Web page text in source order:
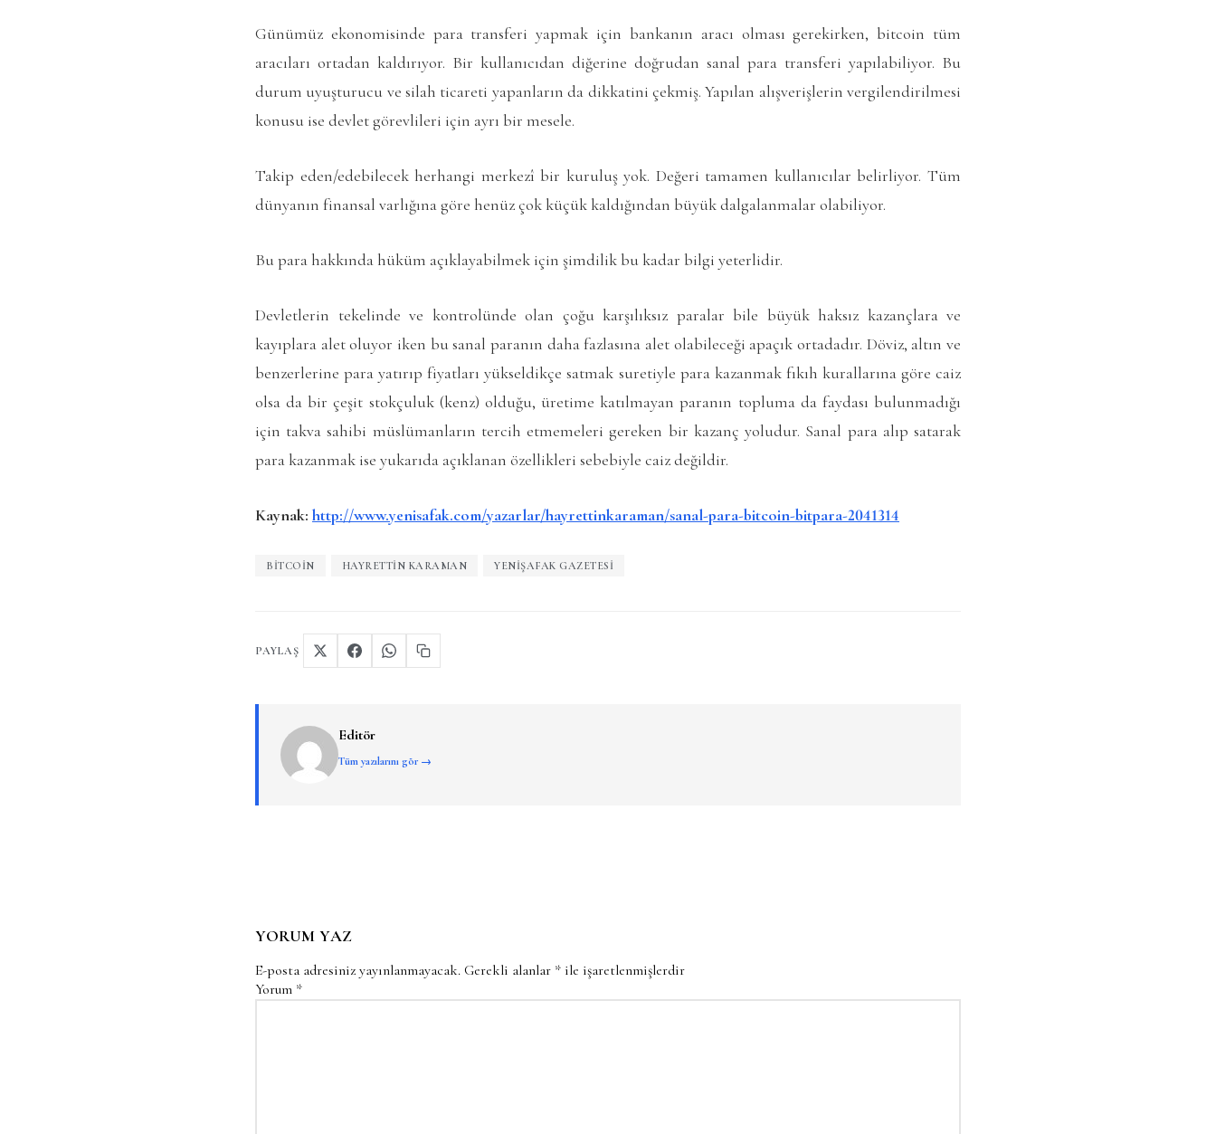
Günümüz ekonomisinde para transferi yapmak için bankanın aracı olması gerekirken, bitcoin tüm
aracıları ortadan kaldırıyor. Bir kullanıcıdan diğerine doğrudan sanal para transferi yapılabiliyor. Bu
durum uyuşturucu ve silah ticareti yapanların da dikkatini çekmiş. Yapılan alışverişlerin vergilendirilmesi
konusu ise devlet görevlileri için ayrı bir mesele.
Takip eden/edebilecek herhangi merkezî bir kuruluş yok. Değeri tamamen kullanıcılar belirliyor. Tüm
dünyanın finansal varlığına göre henüz çok küçük kaldığından büyük dalgalanmalar olabiliyor.
Bu para hakkında hüküm açıklayabilmek için şimdilik bu kadar bilgi yeterlidir.
Devletlerin tekelinde ve kontrolünde olan çoğu karşılıksız paralar bile büyük haksız kazançlara ve
kayıplara alet oluyor iken bu sanal paranın daha fazlasına alet olabileceği apaçık ortadadır. Döviz, altın ve
benzerlerine para yatırıp fiyatları yükseldikçe satmak suretiyle para kazanmak fıkıh kurallarına göre caiz
olsa da bir çeşit stokçuluk (kenz) olduğu, üretime katılmayan paranın topluma da faydası bulunmadığı
için takva sahibi müslümanların tercih etmemeleri gereken bir kazanç yoludur. Sanal para alıp satarak
para kazanmak ise yukarıda açıklanan özellikleri sebebiyle caiz değildir.
Kaynak: http://www.yenisafak.com/yazarlar/hayrettinkaraman/sanal-para-bitcoin-bitpara-2041314
BITCOIN HAYRETTIN KARAMAN YENIŞAFAK GAZETESI
PAYLAŞ
Editör
Tüm yazılarını gör →
YORUM YAZ
E-posta adresiniz yayınlanmayacak. Gerekli alanlar * ile işaretlenmişlerdir
Yorum *